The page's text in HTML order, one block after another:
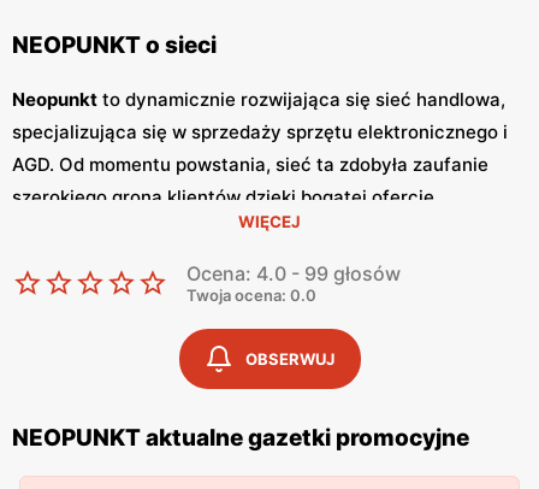
NEOPUNKT o sieci
Neopunkt to dynamicznie rozwijająca się sieć handlowa,
specjalizująca się w sprzedaży sprzętu elektronicznego i
AGD. Od momentu powstania, sieć ta zdobyła zaufanie
szerokiego grona klientów dzięki bogatej ofercie
produktowej, konkurencyjnymniskim cenom
Neopunkt zlokalizowane są w różnych
miastach Polski, co zapewnia łatwy dostęp do szerokiej
gamy nowoczesnych urządzeń zarówno dla
indywidualnych konsumentów, jak i małych
przedsiębiorstw. Jednym z głównych elementów oferty
Neopunktsą regularnie wydawane gazetki promocyjne
które stanowią nieocenione źródło informacji o
WIĘCEJ
Ocena: 4.0 - 99 głosów
Twoja ocena: 0.0
OBSERWUJ
NEOPUNKT aktualne gazetki promocyjne